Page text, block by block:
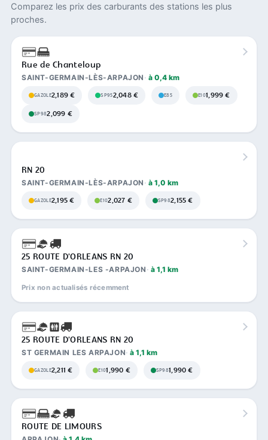
Comparez les prix des carburants des stations les plus
proches.
Rue de Chanteloup
SAINT-GERMAIN-LÈS-ARPAJON à 0,4 km
GAZOLE2,189 € SP952,048 € E85 E101,999 €
SP982,099 €
RN 20
SAINT-GERMAIN-LÈS-ARPAJON à 1,0 km
GAZOLE2,195 € E102,027 € SP982,155 €
25 ROUTE D'ORLEANS RN 20
SAINT-GERMAIN-LES -ARPAJON à 1,1 km
Prix non actualisés récemment
25 ROUTE D'ORLEANS RN 20
ST GERMAIN LES ARPAJON à 1,1 km
GAZOLE2,211 € E101,990 € SP981,990 €
ROUTE DE LIMOURS